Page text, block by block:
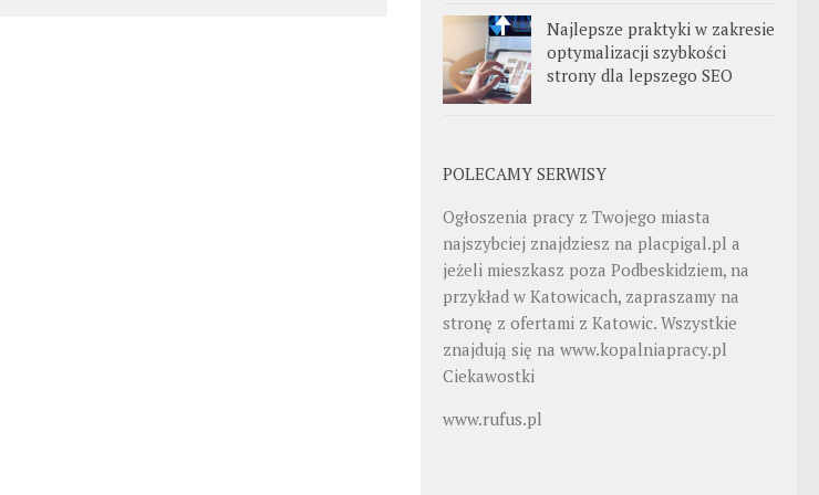
Najlepsze praktyki w zakresie
optymalizacji szybkości
strony dla lepszego SEO
POLECAMY SERWISY
Ogłoszenia pracy z Twojego miasta
najszybciej znajdziesz na placpigal.pl a
jeżeli mieszkasz poza Podbeskidziem, na
przykład w Katowicach, zapraszamy na
stronę z ofertami z Katowic. Wszystkie
znajdują się na www.kopalniapracy.pl
Ciekawostki
www.rufus.pl